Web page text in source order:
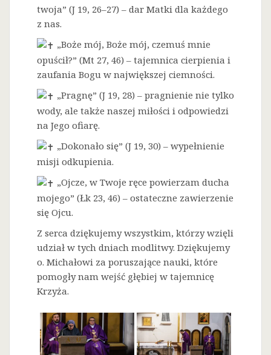
twoja” (J 19, 26–27) – dar Matki dla każdego
z nas.
„Boże mój, Boże mój, czemuś mnie
opuścił?” (Mt 27, 46) – tajemnica cierpienia i
zaufania Bogu w największej ciemności.
„Pragnę” (J 19, 28) – pragnienie nie tylko
wody, ale także naszej miłości i odpowiedzi
na Jego ofiarę.
„Dokonało się” (J 19, 30) – wypełnienie
misji odkupienia.
„Ojcze, w Twoje ręce powierzam ducha
mojego” (Łk 23, 46) – ostateczne zawierzenie
się Ojcu.
Z serca dziękujemy wszystkim, którzy wzięli
udział w tych dniach modlitwy. Dziękujemy
o. Michałowi za poruszające nauki, które
pomogły nam wejść głębiej w tajemnicę
Krzyża.